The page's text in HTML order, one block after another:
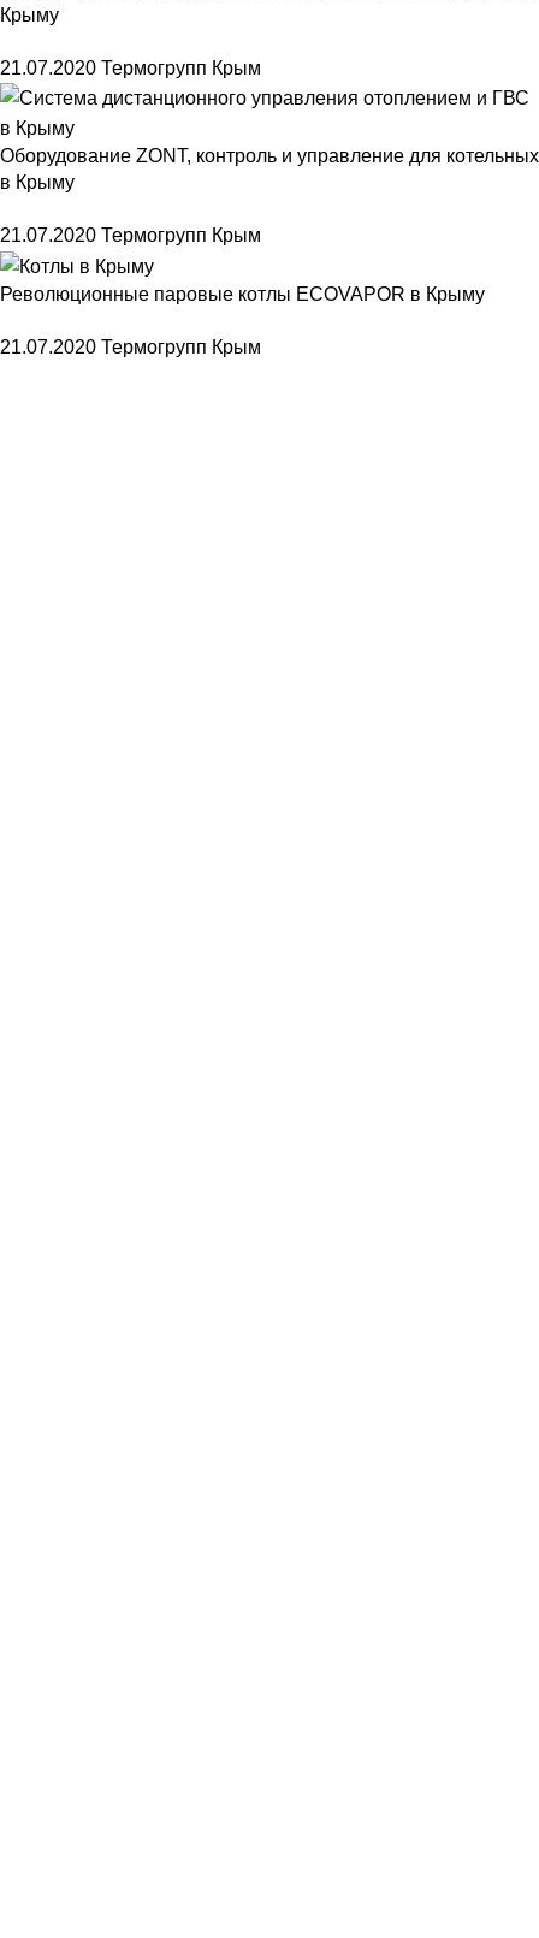
Крыму
21.07.2020 Термогрупп Крым
Оборудование ZONT, контроль и управление для котельных
в Крыму
21.07.2020 Термогрупп Крым
Революционные паровые котлы ECOVAPOR в Крыму
21.07.2020 Термогрупп Крым